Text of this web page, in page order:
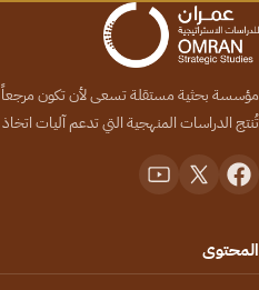
مؤسسة بحثية مستقلة تسعى لأن تكون مرجعاً
تُنتج الدراسات المنهجية التي تدعم آليات
المحتوى